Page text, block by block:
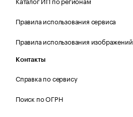
Правила использования сервиса
Правила использования изображений
Контакты
Справка по сервису
Поиск по ОГРН